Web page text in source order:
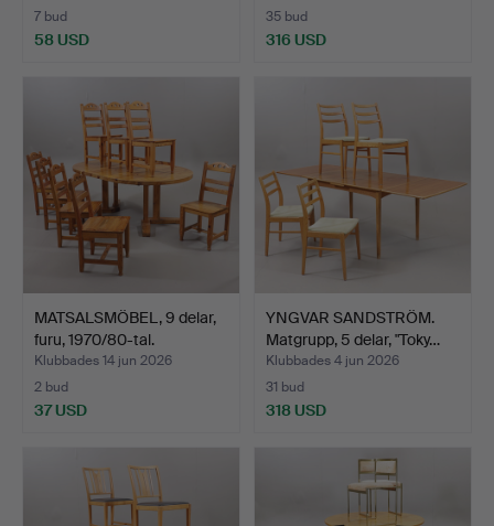
7 bud
58 USD
35 bud
316 USD
MATSALSMÖBEL, 9 delar,
furu, 1970/80-tal.
Klubbades 14 jun 2026
2 bud
37 USD
YNGVAR SANDSTRÖM.
Matgrupp, 5 delar, "Toky…
Klubbades 4 jun 2026
31 bud
318 USD